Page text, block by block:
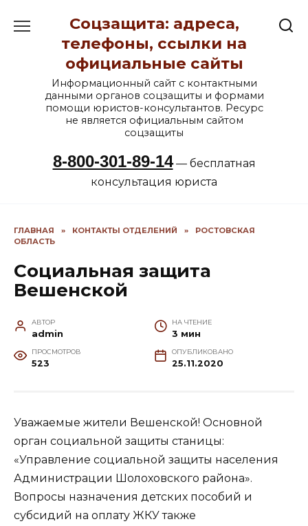
содержанию
Соцзащита: адреса,
телефоны, ссылки на
официальные сайты
Информационный сайт с контактными
данными органов соцзащиты и формами
помощи юристов-консультантов. Ресурс
не является официальным сайтом
соцзащиты
8-800-301-89-14— бесплатная
консультация юриста
ГЛАВНАЯ » КОНТАКТЫ ОТДЕЛЕНИЙ »
РОСТОВСКАЯ
ОБЛАСТЬ
Социальная защита
Вешенской
АВТОР
admin
НА ЧТЕНИЕ
3 мин
ПРОСМОТРОВ
523
ОПУБЛИКОВАНО
25.11.2020
Уважаемые жители Вешенской! Основной
орган социальной защиты станицы:
«Управление социальной защиты населения
Администрации Шолоховского района».
Вопросы назначения детских пособий и
субсидий на оплату ЖКУ также